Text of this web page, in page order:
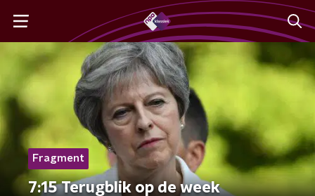
Fragment
7:15 Terugblik op de week